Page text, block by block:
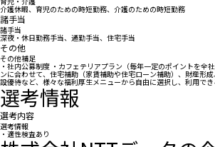
介護休暇、育児のための時短勤務、介護のための時短勤務
諸手当
諸手当
深夜・休日勤務手当、通勤手当、住宅手当
その他
その他補足
・社内公募制度 ・カフェテリアプラン（毎年一定のポイントを全
ンに合わせて、住宅補助（家賃補助や住宅ローン補助）、財産形
設優待など、様々な福利厚生メニューから自由に選択し、利用でき
選考情報
選考内容
選考情報
・適性検査あり